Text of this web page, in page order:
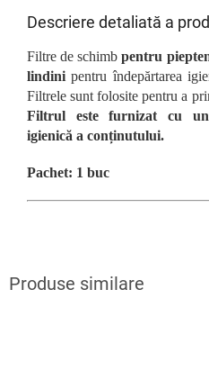
Descriere detaliată a
Filtre de schimbpentru
lindini pentru îndepărtarea
Filtrele sunt folosite pentru a
Filtrul este furnizat cu un
igienică a conținutului.
Pachet: 1 buc